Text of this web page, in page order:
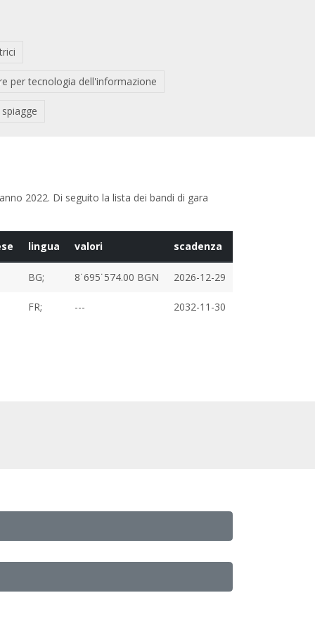
per tecnologia dell'informazione
2022. Di seguito la lista dei bandi di gara
lingua valori scadenza
BG; 8˙695˙574.00 BGN 2026-12-29
FR; --- 2032-11-30